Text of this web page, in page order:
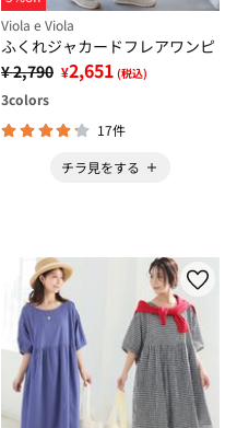
Viola e Viola
ふくれジャカードフレアワンピ
¥ 2,790 ¥2,651 (税込)
3colors
17件
チラ見をする